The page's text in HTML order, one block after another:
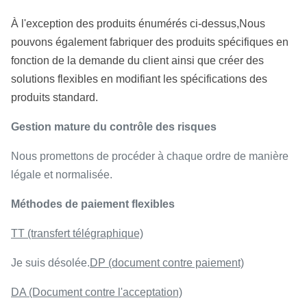
À l'exception des produits énumérés ci-dessus,Nous
pouvons également fabriquer des produits spécifiques en
fonction de la demande du client ainsi que créer des
solutions flexibles en modifiant les spécifications des
produits standard.
Gestion mature du contrôle des risques
Nous promettons de procéder à chaque ordre de manière
légale et normalisée.
Méthodes de paiement flexibles
TT (transfert télégraphique)
Je suis désolée.DP (document contre paiement)
DA (Document contre l'acceptation)